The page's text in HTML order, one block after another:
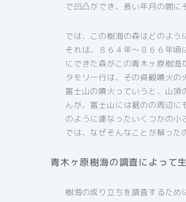
で凹凸ができ、長い年月の間に
では、この樹海の森はどのよう
それは、８６４年～８６６年頃
にできた森がこの青木ヶ原樹海
タモリ一行は、その貞観噴火の
富士山の噴火っていうと、山
んが、富士山には裾のの周辺
のように連なったいくつかの小
では、なぜそんなことが解った
青木ヶ原樹海の調査によって
樹海の成り立ちを調査するため